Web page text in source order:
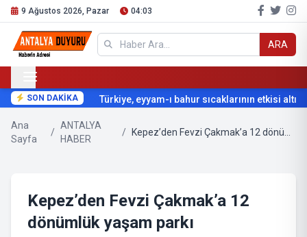
9 Ağustos 2026, Pazar 04:03
ARA
SON DAKİKA Türkiye, eyyam-ı bahur sıcaklarının etkisi
Ana
Sayfa
/
ANTALYA
HABER
/
Kepez’den Fevzi Çakmak’a 12
dönümlük yaşam parkı